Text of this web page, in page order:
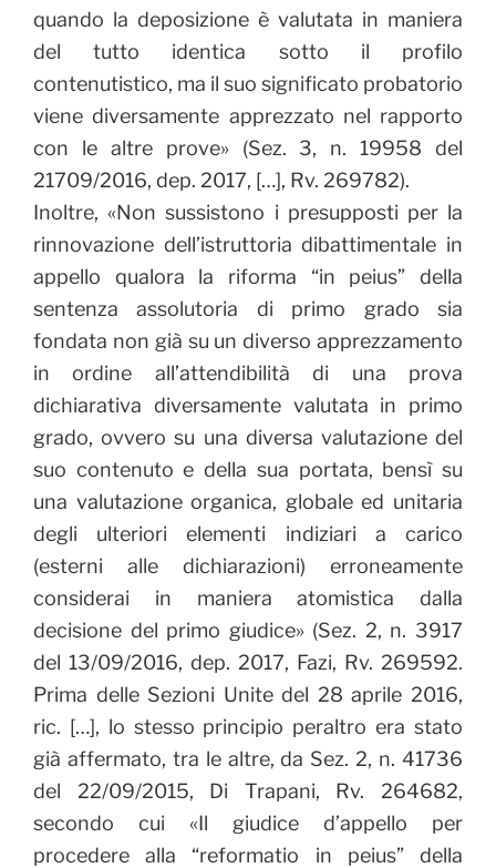
quando la deposizione è valutata in maniera
del tutto identica sotto il profilo
contenutistico, ma il suo significato probatorio
viene diversamente apprezzato nel rapporto
con le altre prove» (Sez. 3, n. 19958 del
21709/2016, dep. 2017, […], Rv. 269782).
Inoltre, «Non sussistono i presupposti per la
rinnovazione dell’istruttoria dibattimentale in
appello qualora la riforma “in peius” della
sentenza assolutoria di primo grado sia
fondata non già su un diverso apprezzamento
in ordine all’attendibilità di una prova
dichiarativa diversamente valutata in primo
grado, ovvero su una diversa valutazione del
suo contenuto e della sua portata, bensì su
una valutazione organica, globale ed unitaria
degli ulteriori elementi indiziari a carico
(esterni alle dichiarazioni) erroneamente
considerai in maniera atomistica dalla
decisione del primo giudice» (Sez. 2, n. 3917
del 13/09/2016, dep. 2017, Fazi, Rv. 269592.
Prima delle Sezioni Unite del 28 aprile 2016,
ric. […], lo stesso principio peraltro era stato
già affermato, tra le altre, da Sez. 2, n. 41736
del 22/09/2015, Di Trapani, Rv. 264682,
secondo cui «Il giudice d’appello per
procedere alla “reformatio in peius” della